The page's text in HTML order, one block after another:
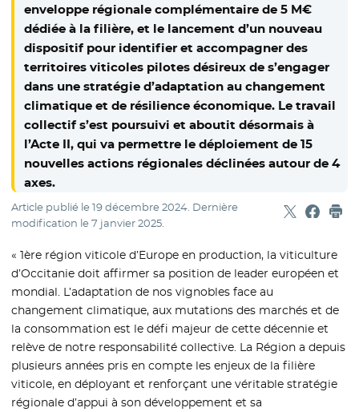
enveloppe régionale complémentaire de 5 M€
dédiée à la filière, et le lancement d’un nouveau
dispositif pour identifier et accompagner des
territoires viticoles pilotes désireux de s’engager
dans une stratégie d’adaptation au changement
climatique et de résilience économique. Le travail
collectif s’est poursuivi et aboutit désormais à
l’Acte II, qui va permettre le déploiement de 15
nouvelles actions régionales déclinées autour de 4
axes.
Article publié le19 décembre 2024. Dernière
modification le7 janvier 2025. Partager
- Nouvelle
-
« 1ère région viticole d’Europe en production, la viticulture
d’Occitanie doit affirmer sa position de leader européen et
mondial. L’adaptation de nos vignobles face au
changement climatique, aux mutations des marchés et de
la consommation est le défi majeur de cette décennie et
relève de notre responsabilité collective. La Région a depuis
plusieurs années pris en compte les enjeux de la filière
viticole, en déployant et renforçant une véritable stratégie
régionale d’appui à son développement et sa